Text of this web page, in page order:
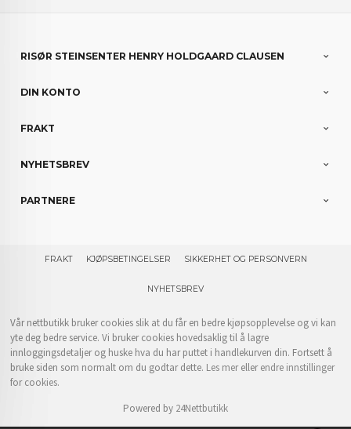
RISØR STEINSENTER HENRY HOLDGAARD CLAUSEN
DIN KONTO
FRAKT
NYHETSBREV
PARTNERE
FRAKT KJØPSBETINGELSER SIKKERHET OG PERSONVERN
NYHETSBREV
Vår nettbutikk bruker cookies slik at du får en bedre kjøpsopplevelse og vi kan
yte deg bedre service. Vi bruker cookies hovedsaklig til å lagre
innloggingsdetaljer og huske hva du har puttet i handlekurven din. Fortsett å
bruke siden som normalt om du godtar dette. Les merellerendre innstillinger
for cookies.
Powered by 24Nettbutikk